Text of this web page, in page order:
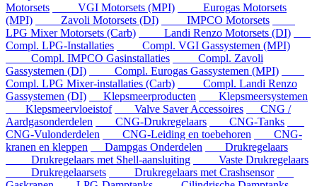
Motorsets
VGI Motorsets (MPI)
Eurogas Motorsets
(MPI)
Zavoli Motorsets (DI)
IMPCO Motorsets
LPG Mixer Motorsets (Carb)
Landi Renzo Motorsets (DI)
Compl. LPG-Installaties
Compl. VGI Gassystemen (MPI)
Compl. IMPCO Gasinstallaties
Compl. Zavoli
Gassystemen (DI)
Compl. Eurogas Gassystemen (MPI)
Compl. LPG Mixer-installaties (Carb)
Compl. Landi Renzo
Gassystemen (DI)
Klepsmeerproducten
Klepsmeersystemen
Klepsmeervloeistof
Valve Saver Accessoires
CNG /
Aardgasonderdelen
CNG-Drukregelaars
CNG-Tanks
CNG-Vulonderdelen
CNG-Leiding en toebehoren
CNG-
kranen en kleppen
Dampgas Onderdelen
Drukregelaars
Drukregelaars met Shell-aansluiting
Vaste Drukregelaars
Drukregelaarsets
Drukregelaars met Crashsensor